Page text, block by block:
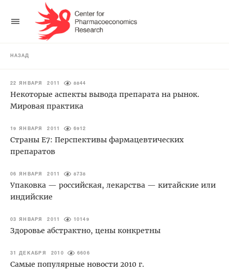
НАЗАД
22 ЯНВАРЯ 2011 8844
Некоторые аспекты вывода препарата на рынок.
Мировая практика
19 ЯНВАРЯ 2011 6912
Страны E7: Перспективы фармацевтических
препаратов
06 ЯНВАРЯ 2011 8738
Упаковка — российская, лекарства — китайские или
индийские
03 ЯНВАРЯ 2011 10149
Здоровье абстрактно, цены конкретны
31 ДЕКАБРЯ 2010 6606
Самые популярные новости 2010 г.